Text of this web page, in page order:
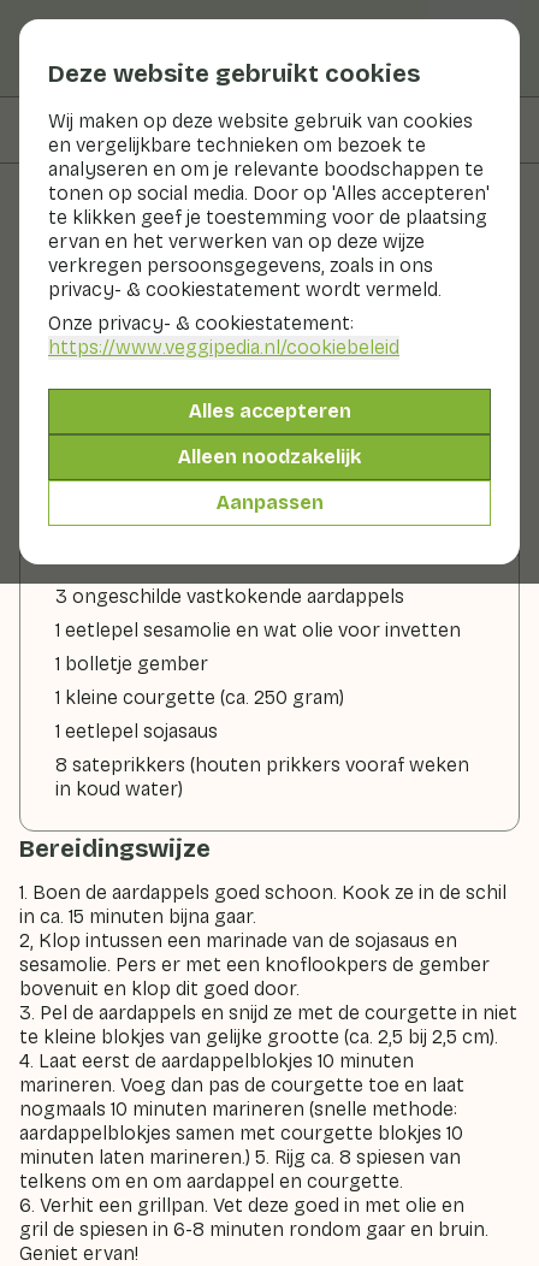
Deze website gebruikt cookies
Wij maken op deze website gebruik van cookies
en vergelijkbare technieken om bezoek te
analyseren en om je relevante boodschappen te
tonen op social media. Door op 'Alles accepteren'
te klikken geef je toestemming voor de plaatsing
ervan en het verwerken van op deze wijze
verkregen persoonsgegevens, zoals in ons
privacy- & cookiestatement wordt vermeld.
Onze privacy- & cookiestatement:
https://www.veggipedia.nl/cookiebeleid
Alles accepteren
Alleen noodzakelijk
Aanpassen
Op deze pagina Bereidingswijze
Recepten
Teriyaki aardappelspiesjes
Bijgerecht 2 pers 30 - 60 min
Met seizoensproducten
125gr groenten p.p.
3 ongeschilde vastkokende aardappels
1 eetlepel sesamolie en wat olie voor invetten
1 bolletje gember
1 kleine courgette (ca. 250 gram)
1 eetlepel sojasaus
8 sateprikkers (houten prikkers vooraf weken
in koud water)
Bereidingswijze
1. Boen de aardappels goed schoon. Kook ze in de schil
in ca. 15 minuten bijna gaar.
2, Klop intussen een marinade van de sojasaus en
sesamolie. Pers er met een knoflookpers de gember
bovenuit en klop dit goed door.
3. Pel de aardappels en snijd ze met de courgette in niet
te kleine blokjes van gelijke grootte (ca. 2,5 bij 2,5 cm).
4. Laat eerst de aardappelblokjes 10 minuten
marineren. Voeg dan pas de courgette toe en laat
nogmaals 10 minuten marineren (snelle methode:
aardappelblokjes samen met courgette blokjes 10
minuten laten marineren.) 5. Rijg ca. 8 spiesen van
telkens om en om aardappel en courgette.
6. Verhit een grillpan. Vet deze goed in met olie en
gril de spiesen in 6-8 minuten rondom gaar en bruin.
Geniet ervan!